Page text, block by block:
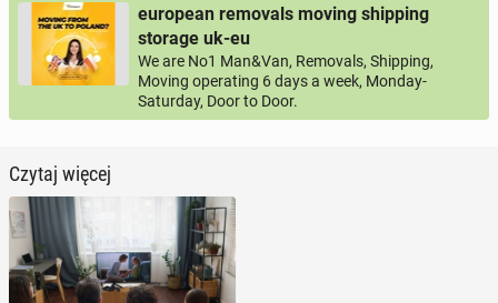
european removals moving shipping
storage uk-eu
We are No1 Man&Van, Removals, Shipping,
Moving operating 6 days a week, Monday-
Saturday, Door to Door.
Czytaj więcej